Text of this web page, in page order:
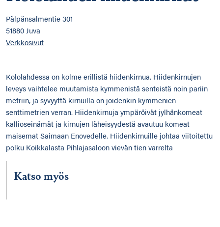
Pälpänsalmentie 301
51880 Juva
Verkkosivut
Kololahdessa on kolme erillistä hiidenkirnua. Hiidenkirnujen
leveys vaihtelee muutamista kymmenistä senteistä noin pariin
metriin, ja syvyyttä kirnuilla on joidenkin kymmenien
senttimetrien verran. Hiidenkirnuja ympäröivät jylhänkomeat
kallioseinämät ja kirnujen läheisyydestä avautuu komeat
maisemat Saimaan Enovedelle. Hiidenkirnuille johtaa viitoitettu
polku Koikkalasta Pihlajasaloon vievän tien varrelta
Katso myös